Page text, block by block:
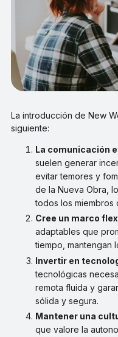
La introducción de New
siguiente:
La comunicación
suelen generar
evitar temores y
de la Nueva Obra,
todos los miembros
Cree un marco
adaptables que
tiempo, mantengan
Invertir en
tecnológicas
remota fluida y
sólida y segura.
Mantener una
que valore la